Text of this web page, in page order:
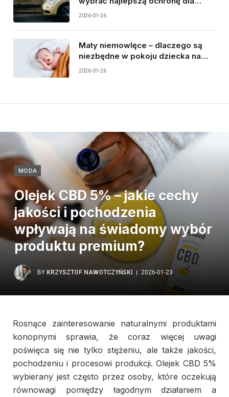
silnika samochodu?
2026-01-26
Maty niemowlęce – dlaczego są
niezbędne w pokoju dziecka na
pierwszych etapach rozwoju?
2026-01-26
MODA
Olejek CBD 5% – jakie cechy
jakości i pochodzenia
wpływają na świadomy wybór
produktu premium?
BY KRZYSZTOF NAWOTCZYŃSKI 2026-01-23
Rosnące zainteresowanie naturalnymi produktami
konopnymi sprawia, że coraz więcej uwagi
poświęca się nie tylko stężeniu, ale także jakości,
pochodzeniu i procesowi produkcji. Olejek CBD 5%
wybierany jest często przez osoby, które oczekują
równowagi pomiędzy łagodnym działaniem a